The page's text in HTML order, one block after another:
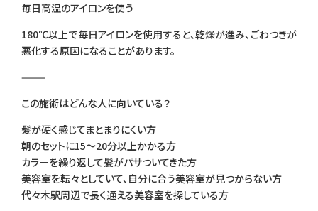
毎日高温のアイロンを使う
180℃以上で毎日アイロンを使用すると、乾燥が進み、ごわつきが
悪化する原因になることがあります。
⸻
この施術はどんな人に向いている？
髪が硬く感じてまとまりにくい方
朝のセットに15〜20分以上かかる方
カラーを繰り返して髪がパサついてきた方
美容室を転々としていて、自分に合う美容室が見つからない方
代々木駅周辺で長く通える美容室を探している方